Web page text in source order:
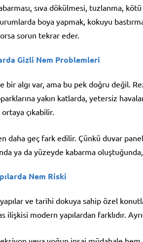
sıva dökülmesi, tuzlanma,
boya yapmak, kokuyu
sorun tekrar eder.
Gizli Nem Problemleri
bir algı var, ama bu pek doğru değil.
yakın katlarda, yetersiz
çıkabilir.
daha geç fark edilir. Çünkü duvar
ya da yüzeyde kabarma
Nem Riski
ve tarihi dokuya sahip özel
ilişkisi modern yapılardan farklıdır.